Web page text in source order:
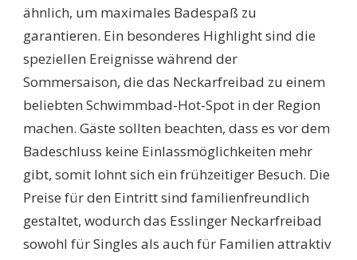
ähnlich, um maximales Badespaß zu
garantieren. Ein besonderes Highlight sind die
speziellen Ereignisse während der
Sommersaison, die das Neckarfreibad zu einem
beliebten Schwimmbad-Hot-Spot in der Region
machen. Gäste sollten beachten, dass es vor dem
Badeschluss keine Einlassmöglichkeiten mehr
gibt, somit lohnt sich ein frühzeitiger Besuch. Die
Preise für den Eintritt sind familienfreundlich
gestaltet, wodurch das Esslinger Neckarfreibad
sowohl für Singles als auch für Familien attraktiv